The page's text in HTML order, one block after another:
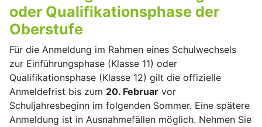
oder Qualifikationsphase der
Oberstufe
Für die Anmeldung im Rahmen eines Schulwechsels
zur Einführungsphase (Klasse 11) oder
Qualifikationsphase (Klasse 12) gilt die offizielle
Anmeldefrist bis zum 20. Februar vor
Schuljahresbeginn im folgenden Sommer. Eine spätere
Anmeldung ist in Ausnahmefällen möglich. Nehmen Sie